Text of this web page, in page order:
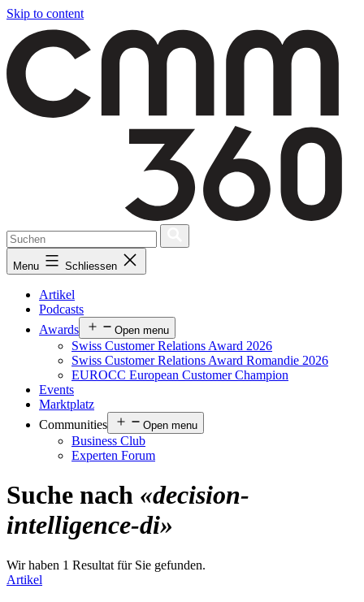
Skip to content
Menu Schliessen
Artikel
Podcasts
Awards
Open menu
Swiss Customer Relations Award 2026
Swiss Customer Relations Award Romandie 2026
EUROCC European Customer Champion
Events
Marktplatz
Communities
Open menu
Business Club
Experten Forum
Suche nach «decision-
intelligence-di»
Wir haben 1 Resultat für Sie gefunden.
Artikel